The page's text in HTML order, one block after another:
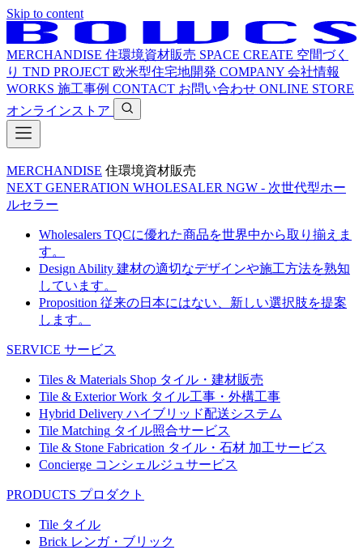
Skip to content
MERCHANDISE 住環境資材販売 SPACE CREATE 空間づく
り TND PROJECT 欧米型住宅地開発 COMPANY 会社情報
WORKS 施工事例 CONTACT お問い合わせ ONLINE STORE
オンラインストア
MERCHANDISE 住環境資材販売
NEXT GENERATION WHOLESALER NGW - 次世代型ホー
ルセラー
Wholesalers TQCに優れた商品を世界中から取り揃えま
す。
Design Ability 建材の適切なデザインや施工方法を熟知
しています。
Proposition 従来の日本にはない、新しい選択肢を提案
します。
SERVICE サービス
Tiles & Materials Shop タイル・建材販売
Tile & Exterior Work タイル工事・外構工事
Hybrid Delivery ハイブリッド配送システム
Tile Matching タイル照合サービス
Tile & Stone Fabrication タイル・石材 加工サービス
Concierge コンシェルジュサービス
PRODUCTS プロダクト
Tile タイル
Brick レンガ・ブリック